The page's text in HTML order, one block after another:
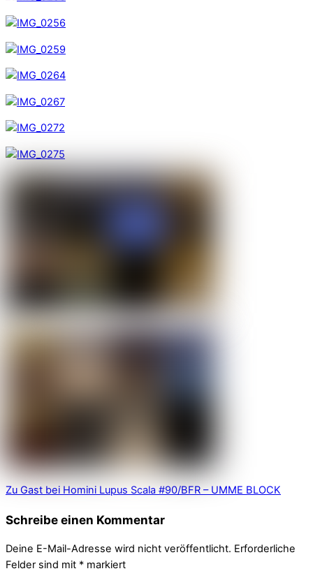
Zu Gast bei Homini Lupus Scala #90/BFR – UMME BLOCK
Schreibe einen Kommentar
Deine E-Mail-Adresse wird nicht veröffentlicht. Erforderliche
Felder sind mit * markiert